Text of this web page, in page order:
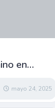
en
mayo 24, 2025